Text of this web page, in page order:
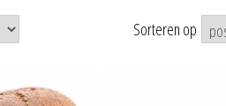
Sorteren op